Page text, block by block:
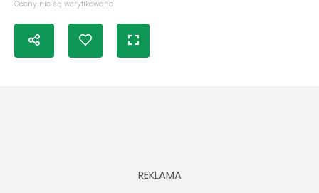
Oceny nie są weryfikowane